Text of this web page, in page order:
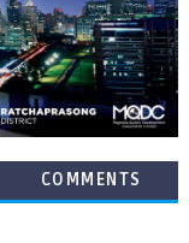
COMMENTS